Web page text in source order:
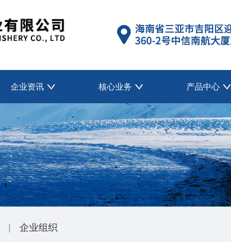
企业资讯 核心业务 产品中心
企业组织